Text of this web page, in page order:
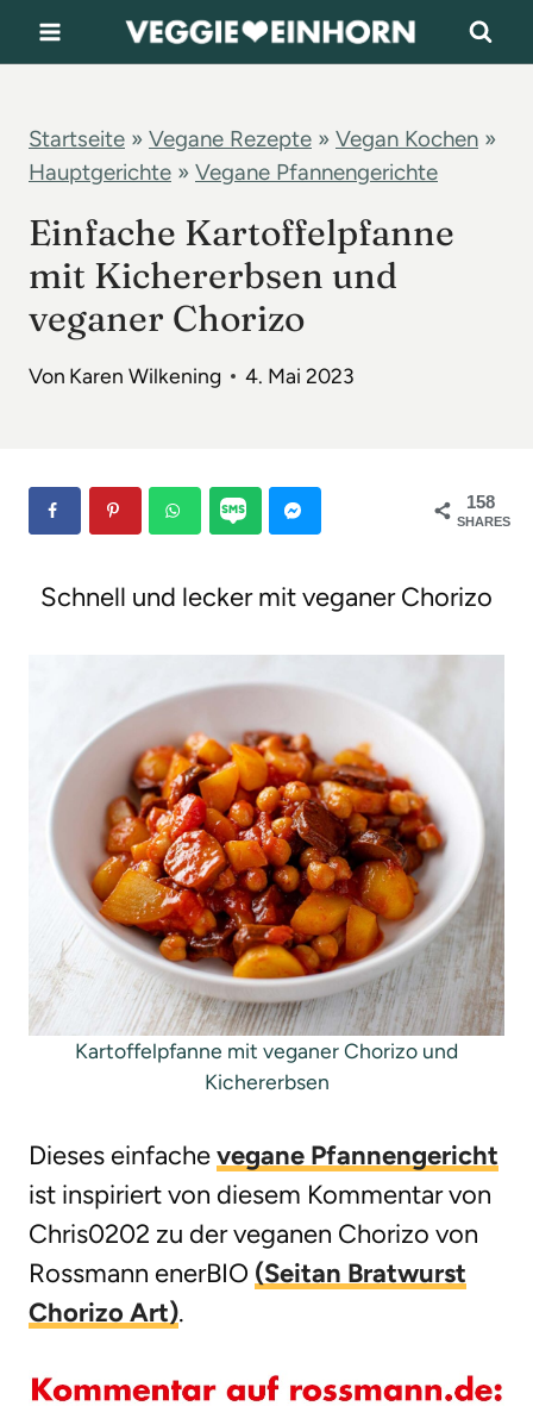
u
Startseite » Vegane Rezepte » Vegan Kochen »
Hauptgerichte » Vegane Pfannengerichte
Einfache Kartoffelpfanne
mit Kichererbsen und
veganer Chorizo
Von Karen Wilkening 4. Mai 2023
158
SHARES
Schnell und lecker mit veganer Chorizo
Kartoffelpfanne mit veganer Chorizo und
Kichererbsen
Dieses einfachevegane Pfannengericht
ist inspiriert von diesem Kommentar von
Chris0202 zu der veganen Chorizo von
Rossmann enerBIO (Seitan Bratwurst
Chorizo Art).